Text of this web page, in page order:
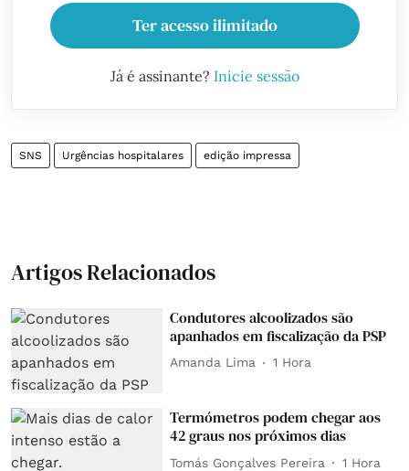
Ter acesso ilimitado
Já é assinante? Inicie sessão
SNS Urgências hospitalares edição impressa
Artigos Relacionados
Condutores alcoolizados são
apanhados em fiscalização da PSP
Amanda Lima 1 Hora
Termómetros podem chegar aos
42 graus nos próximos dias
Tomás Gonçalves Pereira 1 Hora